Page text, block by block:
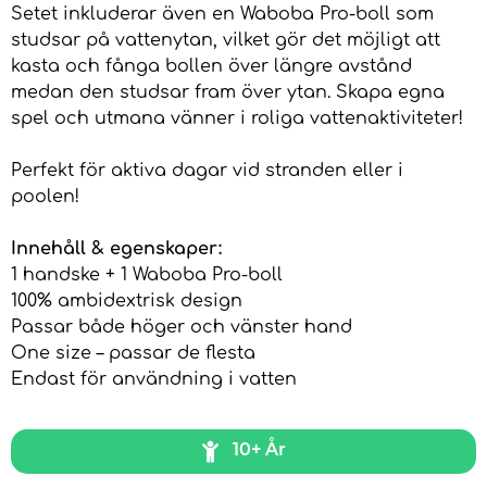
Setet inkluderar även en Waboba Pro-boll som
studsar på vattenytan, vilket gör det möjligt att
kasta och fånga bollen över längre avstånd
medan den studsar fram över ytan. Skapa egna
spel och utmana vänner i roliga vattenaktiviteter!
Perfekt för aktiva dagar vid stranden eller i
poolen!
Innehåll & egenskaper:
1 handske + 1 Waboba Pro-boll
100% ambidextrisk design
Passar både höger och vänster hand
One size – passar de flesta
Endast för användning i vatten
10+ År